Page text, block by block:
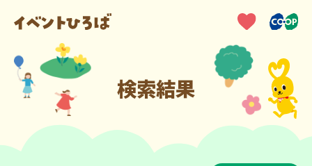
検索結果